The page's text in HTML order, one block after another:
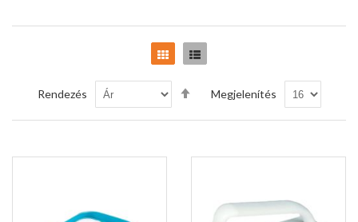
Rács Lista
Rendezés
Csökkenő
sorrendbe
Megjelenítés